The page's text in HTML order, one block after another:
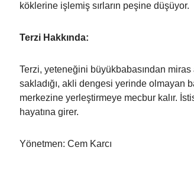
köklerine işlemiş sırların peşine düşüyor.
Terzi Hakkında:
Terzi, yeteneğini büyükbabasından
sakladığı, akli dengesi yerinde olmayan
merkezine yerleştirmeye mecbur kalır.
hayatına girer.
Yönetmen: Cem Karcı